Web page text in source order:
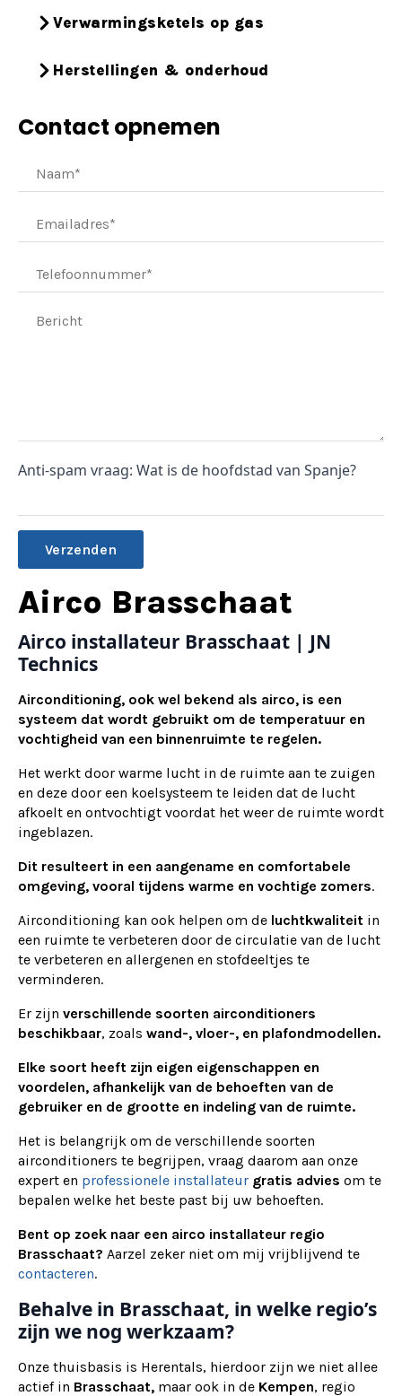
Verwarmingsketels op gas
Herstellingen & onderhoud
Contact opnemen
Anti-spam vraag: Wat is de hoofdstad van Spanje?
Alternative:
Airco Brasschaat
Airco installateur Brasschaat | JN
Technics
Airconditioning, ook wel bekend als airco, is een
systeem dat wordt gebruikt om de temperatuur en
vochtigheid van een binnenruimte te regelen.
Het werkt door warme lucht in de ruimte aan te zuigen
en deze door een koelsysteem te leiden dat de lucht
afkoelt en ontvochtigt voordat het weer de ruimte wordt
ingeblazen.
Dit resulteert in een aangename en comfortabele
omgeving, vooral tijdens warme en vochtige zomers.
Airconditioning kan ook helpen om de luchtkwaliteit in
een ruimte te verbeteren door de circulatie van de lucht
te verbeteren en allergenen en stofdeeltjes te
verminderen.
Er zijn verschillende soorten airconditioners
beschikbaar, zoals wand-, vloer-, en plafondmodellen.
Elke soort heeft zijn eigen eigenschappen en
voordelen, afhankelijk van de behoeften van de
gebruiker en de grootte en indeling van de ruimte.
Het is belangrijk om de verschillende soorten
airconditioners te begrijpen, vraag daarom aan onze
expert en professionele installateur gratis advies om te
bepalen welke het beste past bij uw behoeften.
Bent op zoek naar een airco installateur regio
Brasschaat? Aarzel zeker niet om mij vrijblijvend te
contacteren.
Behalve in Brasschaat, in welke regio’s
zijn we nog werkzaam?
Onze thuisbasis is Herentals, hierdoor zijn we niet allee
actief in Brasschaat, maar ook in de Kempen, regio